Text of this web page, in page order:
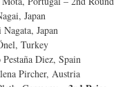
Japan
Japan
Turkey
Diez, Spain
Pircher, Austria